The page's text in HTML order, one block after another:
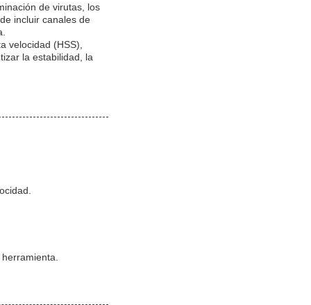
de virutas, los
incluir canales de
velocidad (HSS),
la estabilidad, la